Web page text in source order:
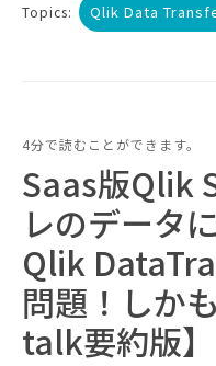
Topics: Qlik Data
4分で読むことができます。
Saas版Qlik
レのデータ
Qlik
問題！しか
talk要約版】